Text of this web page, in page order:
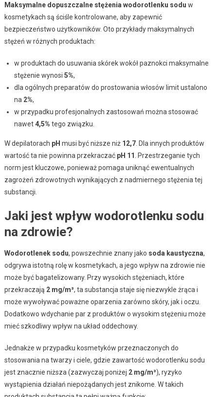
Maksymalne dopuszczalne stężenia wodorotlenku sodu w
kosmetykach są ściśle kontrolowane, aby zapewnić
bezpieczeństwo użytkowników. Oto przykłady maksymalnych
stężeń w różnych produktach:
w produktach do usuwania skórek wokół paznokci maksymalne
stężenie wynosi 5%,
dla ogólnych preparatów do prostowania włosów limit ustalono
na 2%,
w przypadku profesjonalnych zastosowań można stosować
nawet4,5% tego związku.
W depilatorach pH musi być niższe niż 12,7. Dla innych produktów
wartość ta nie powinna przekraczać pH 11 . Przestrzeganie tych
norm jest kluczowe, ponieważ pomaga uniknąć ewentualnych
zagrożeń zdrowotnych wynikających z nadmiernego stężenia tej
substancji.
Jaki jest wpływ wodorotlenku sodu
na zdrowie?
Wodorotlenek sodu, powszechnie znany jako soda kaustyczna,
odgrywa istotną rolę w kosmetykach, a jego wpływ na zdrowie nie
może być bagatelizowany. Przy wysokich stężeniach, które
przekraczają 2 mg/m³, ta substancja staje się niezwykle żrąca i
może wywoływać poważne oparzenia zarówno skóry, jak i oczu.
Dodatkowo wdychanie par z produktów o wysokim stężeniu może
mieć szkodliwy wpływ na układ oddechowy.
Jednakże w przypadku kosmetyków przeznaczonych do
stosowania na twarzy i ciele, gdzie zawartość wodorotlenku sodu
jest znacznie niższa (zazwyczaj poniżej 2 mg/m³), ryzyko
wystąpienia działań niepożądanych jest znikome. W takich